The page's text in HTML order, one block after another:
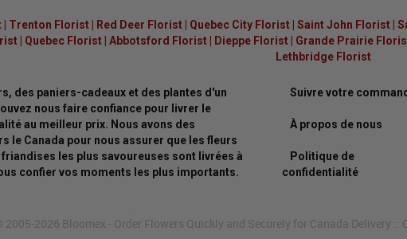
Trenton Florist Red Deer Florist Quebec City Florist Saint John Florist
| Quebec Florist| Abbotsford Florist| Dieppe Florist| Grande Prairie
Lethbridge Florist
des paniers-cadeaux et des plantes d'un
nous faire confiance pour livrer le
au meilleur prix. Nous avons des
le Canada pour nous assurer que les fleurs
friandises les plus savoureuses sont livrées à
confier vos moments les plus importants.
Suivre votre
À propos de nous
Politique de
confidentialité
2005-2026 Bloomex - Order Flowers Quickly and Securely for Canada Delivery